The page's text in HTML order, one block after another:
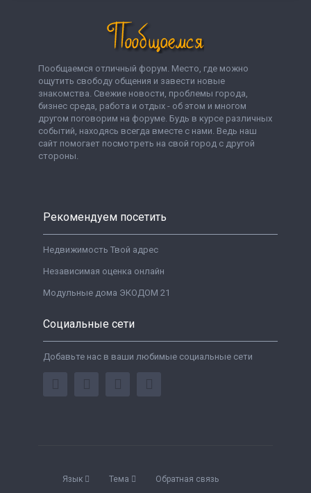
Пообщаемся отличный форум. Место, где можно
ощутить свободу общения и завести новые
знакомства. Свежие новости, проблемы города,
бизнес среда, работа и отдых - об этом и многом
другом поговорим на форуме. Будь в курсе различных
событий, находясь всегда вместе с нами. Ведь наш
сайт помогает посмотреть на свой город с другой
стороны.
Рекомендуем посетить
Недвижимость Твой адрес
Независимая оценка онлайн
Модульные дома ЭКОДОМ 21
Социальные сети
Добавьте нас в ваши любимые социальные сети
Язык Тема Обратная связь